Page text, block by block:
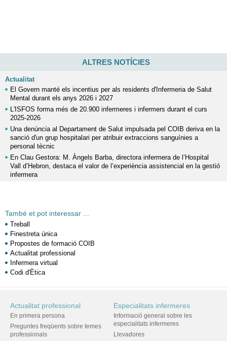
ALTRES NOTÍCIES
Actualitat
El Govern manté els incentius per als residents d'Infermeria de Salut
Mental durant els anys 2026 i 2027
L'ISFOS forma més de 20.900 infermeres i infermers durant el curs
2025-2026
Una denúncia al Departament de Salut impulsada pel COIB deriva en la
sanció d'un grup hospitalari per atribuir extraccions sanguínies a
personal tècnic
En Clau Gestora: M. Àngels Barba, directora infermera de l’Hospital
Vall d’Hebron, destaca el valor de l’experiència assistencial en la gestió
infermera
També et pot interessar ...
Treball
Finestreta única
Propostes de formació COIB
Actualitat professional
Infermera virtual
Codi d'Ètica
Actualitat professional
En primera persona
Preguntes freqüents sobre temes
professionals
Especialitats infermeres
Informació general sobre les
especialitats infermeres
Llevadores